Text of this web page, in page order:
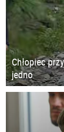
Chłopiec
jedno